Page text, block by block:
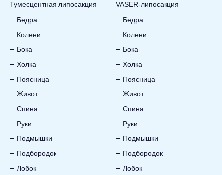
Тумесцентная липосакция
Бедра
Колени
Бока
Холка
Поясница
Живот
Спина
Руки
Подмышки
Подбородок
Лобок
VASER-липосакция
Бедра
Колени
Бока
Холка
Поясница
Живот
Спина
Руки
Подмышки
Подбородок
Лобок